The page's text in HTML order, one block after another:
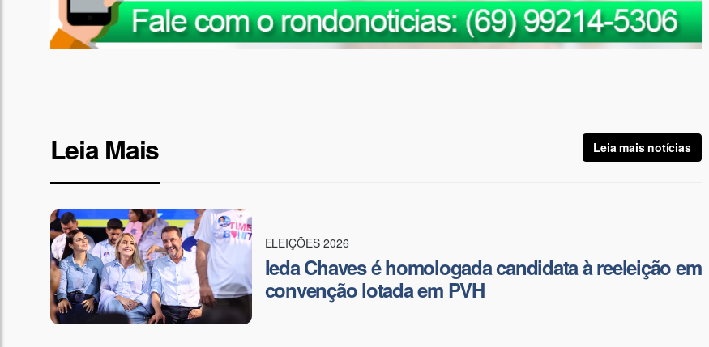
Leia Mais Leia mais notícias
ELEIÇÕES 2026
Ieda Chaves é homologada candidata à reeleição em
convenção lotada em PVH